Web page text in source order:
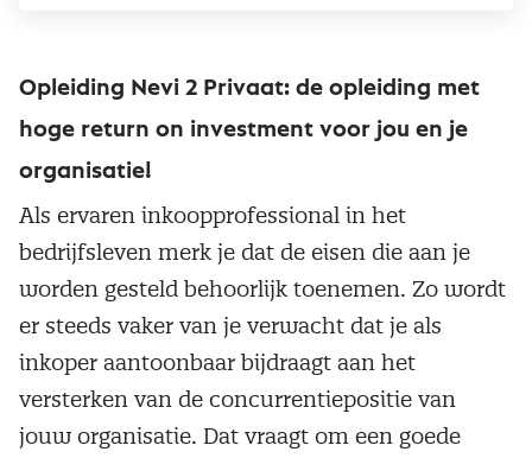
Opleiding Nevi 2 Privaat: de opleiding met
hoge return on investment voor jou en je
organisatie!
Als ervaren inkoopprofessional in het
bedrijfsleven merk je dat de eisen die aan je
worden gesteld behoorlijk toenemen. Zo wordt
er steeds vaker van je verwacht dat je als
inkoper aantoonbaar bijdraagt aan het
versterken van de concurrentiepositie van
jouw organisatie. Dat vraagt om een goede